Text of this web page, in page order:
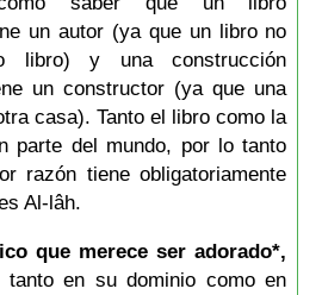
un autor (ya que un libro no
libro) y una construcción
un constructor (ya que una
casa). Tanto el libro como la
parte del mundo, por lo tanto
razón tiene obligatoriamente
Al-lâh.
que merece ser adorado*,
en su dominio como en